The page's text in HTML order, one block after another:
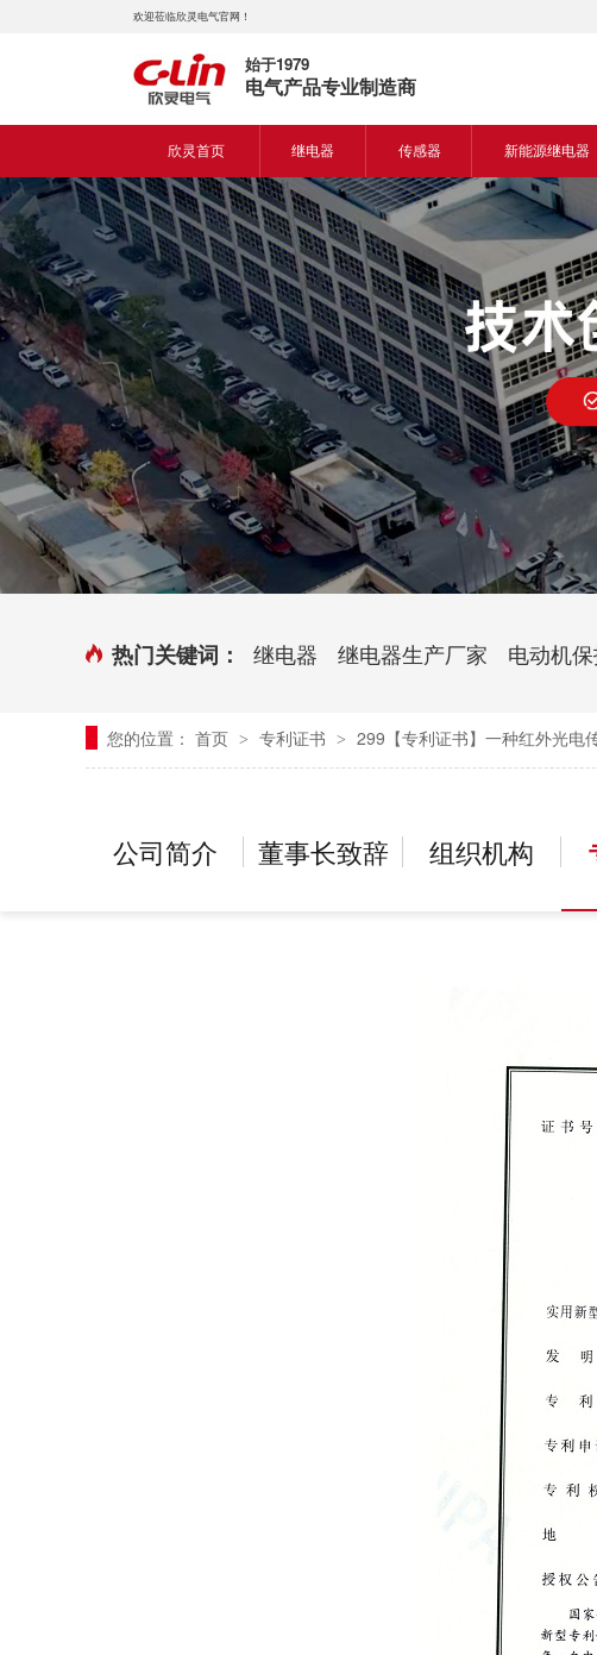
欢迎莅临欣灵电气官网！
始于1979
电气产品专业制造商
欣灵首页 继电器
时间继电器
固体继电器
计数继电器
液位继电器
电磁继电器及插座
时控开关
新能源继电器
传感器
接近开关
光电开关
编码器
热电偶
热电阻
传感器端子台
新能源继电器
新能源交流
新能源直流
热门关键词： 继电器 继电器生产厂家 电动机
您的位置： 首页 > 专利证书 > 299【专利证书】一种红外光电
公司简介 董事长致辞 组织机构